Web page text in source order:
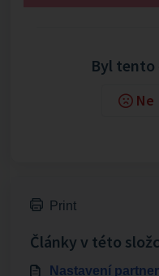
Byl tento
Ne
Print
Články v této
Nastavení